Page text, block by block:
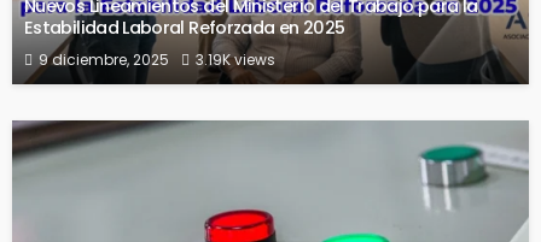
Nuevos Lineamientos del Ministerio del Trabajo para la
Estabilidad Laboral Reforzada en 2025
9 diciembre, 2025 3.19K views